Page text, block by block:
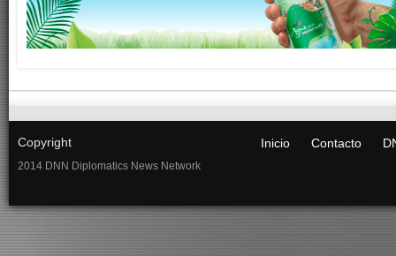
Copyright
2014 DNN Diplomatics News Network
Inicio Contacto